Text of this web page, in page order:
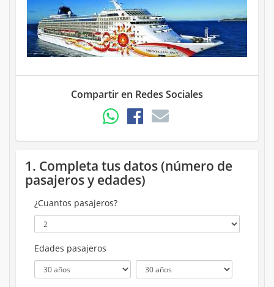
Compartir en Redes Sociales
1. Completa tus datos (número de
pasajeros y edades)
¿Cuantos pasajeros?
Edades pasajeros